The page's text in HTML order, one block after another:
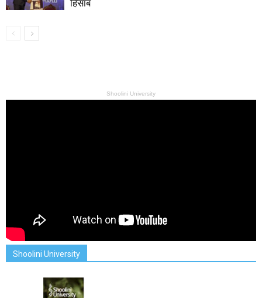
हिसाब
Shoolini University
Shoolini University